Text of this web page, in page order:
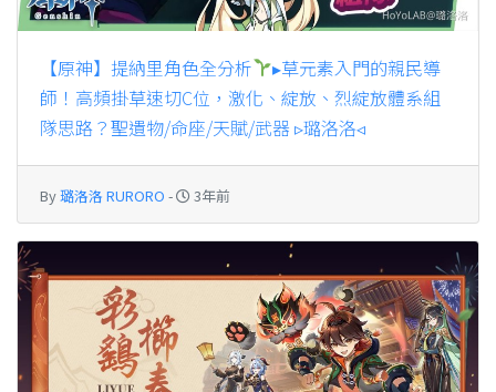
【原神】提納里角色全分析
▸草元素入門的親民導
師！高頻掛草速切C位，激化、綻放、烈綻放體系組
隊思路？聖遺物/命座/天賦/武器 ▹璐洛洛◃
By璐洛洛 RURORO - 3年前